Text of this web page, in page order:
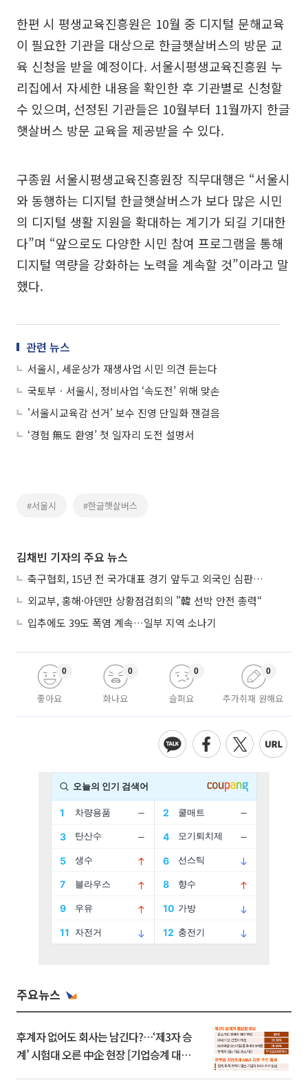
한편 시 평생교육진흥원은 10월 중 디지털 문해교육
이 필요한 기관을 대상으로 한글햇살버스의 방문 교
육 신청을 받을 예정이다. 서울시평생교육진흥원 누
리집에서 자세한 내용을 확인한 후 기관별로 신청할
수 있으며, 선정된 기관들은 10월부터 11월까지 한글
햇살버스 방문 교육을 제공받을 수 있다.
구종원 서울시평생교육진흥원장 직무대행은 “서울시
와 동행하는 디지털 한글햇살버스가 보다 많은 시민
의 디지털 생활 지원을 확대하는 계기가 되길 기대한
다”며 “앞으로도 다양한 시민 참여 프로그램을 통해
디지털 역량을 강화하는 노력을 계속할 것”이라고 말
했다.
관련 뉴스
서울시, 세운상가 재생사업 시민 의견 듣는다
국토부ㆍ서울시, 정비사업 ‘속도전’ 위해 맞손
'서울시교육감 선거' 보수 진영 단일화 잰걸음
‘경험 無도 환영’ 첫 일자리 도전 설명서
#서울시 #한글햇살버스
김채빈 기자의 주요 뉴스
축구협회, 15년 전 국가대표 경기 앞두고 외국인 심판에 ‘성접대’
외교부, 홍해·아덴만 상황점검회의 "韓 선박 안전 총력“
입추에도 39도 폭염 계속…일부 지역 소나기
좋아요
0
화나요
0
슬퍼요
0
추가취재 원해요
0
주요뉴스
후계자 없어도 회사는 남긴다?…‘제3자 승
계’ 시험대 오른 中企 현장 [기업승계 대전